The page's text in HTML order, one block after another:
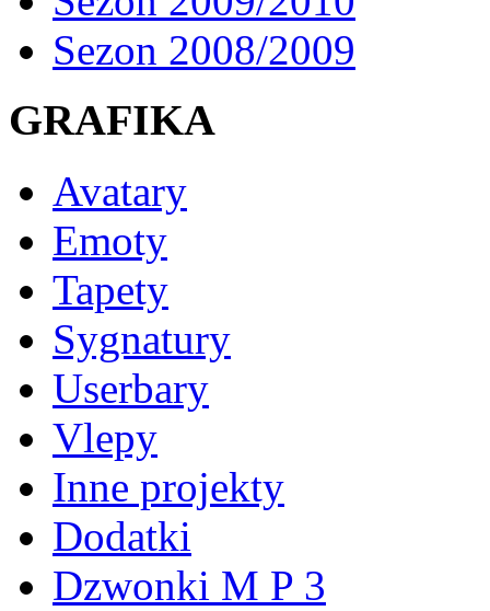
Sezon 2008/2009
GRAFIKA
Avatary
Emoty
Tapety
Sygnatury
Userbary
Vlepy
Inne projekty
Dodatki
Dzwonki M P 3